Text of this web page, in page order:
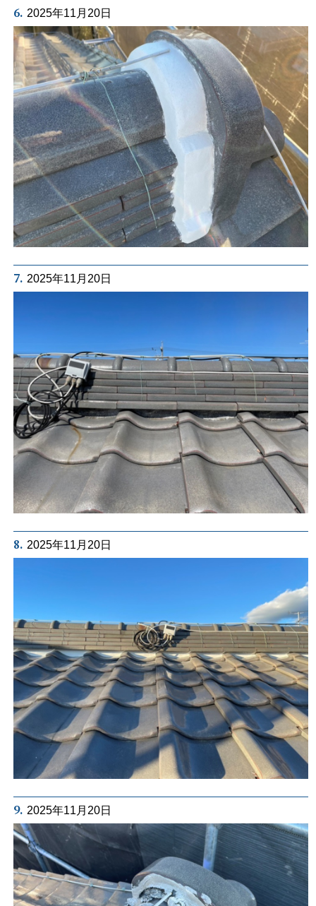
6. 2025年11月20日
7. 2025年11月20日
8. 2025年11月20日
9. 2025年11月20日